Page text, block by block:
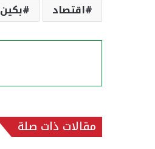
اقتصاد بكين
مقالات ذات صلة